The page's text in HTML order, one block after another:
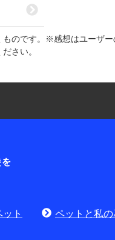
のです。※感想はユーザ
さい。
お電話でのお問
ト
ペットと私